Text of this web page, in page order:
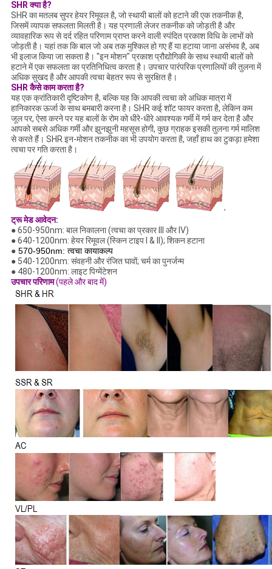
SHR क्या है?
SHR का मतलब सुपर हेयर रिमूवल है, जो स्थायी बालों को हटाने की एक तकनीक है,
जिसमें व्यापक सफलता मिलती है। यह प्रणाली लेजर तकनीक को जोड़ती है और
व्यावहारिक रूप से दर्द रहित परिणाम प्राप्त करने वाली स्पंदित प्रकाश विधि के लाभों को
जोड़ती है। यहां तक ​​कि बाल जो अब तक मुश्किल हो गए हैं या हटाया जाना असंभव है, अब
भी इलाज किया जा सकता है। "इन मोशन" प्रकाश प्रौद्योगिकी के साथ स्थायी बालों को
हटाने में एक सफलता का प्रतिनिधित्व करता है। उपचार पारंपरिक प्रणालियों की तुलना में
अधिक सुखद है और आपकी त्वचा बेहतर रूप से सुरक्षित है।
SHR कैसे काम करता है?
यह एक क्रांतिकारी दृष्टिकोण है, बल्कि यह कि आपकी त्वचा को अधिक मात्रा में
हानिकारक ऊर्जा के साथ बमबारी करना है। SHR कई शॉट फायर करता है, लेकिन कम
जूल पर, ऐसा करने पर यह बालों के रोम को धीरे-धीरे आवश्यक गर्मी में गर्म कर देता है और
आपको सबसे अधिक गर्मी और झुनझुनी महसूस होगी, कुछ ग्राहक इसकी तुलना गर्म मालिश
से करते हैं। SHR इन-मोशन तकनीक का भी उपयोग करता है, जहाँ हाथ का टुकड़ा हमेशा
त्वचा पर गति करता है।
ट्रूमेडआवेदन:
● 650-950nm: बाल निकालना (त्वचा का प्रकार III और IV)
● 640-1200nm: हेयर रिमूवल (स्किन टाइप I & II); शिकन हटाना
● 570-950nm: त्वचा कायाकल्प
● 540-1200nm: संवहनी और रंजित घावों; चर्म का पुनर्जन्म
● 480-1200nm: लाइट पिग्मेंटेशन
उपचार परिणाम(पहले और बाद में)